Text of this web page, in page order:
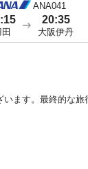
ANA041
20:35
大阪伊丹
ます。最終的な